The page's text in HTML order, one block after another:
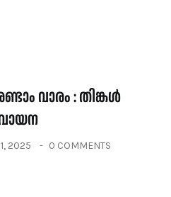
വാരം : തിങ്കൾ
2025 0 COMMENTS